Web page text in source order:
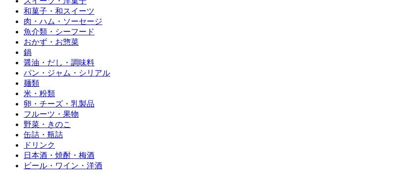
和菓子・和スイーツ
肉・ハム・ソーセージ
魚介類・シーフード
おかず・お惣菜
鍋
醤油・だし・調味料
パン・ジャム・シリアル
麺類
米・粉類
卵・チーズ・乳製品
フルーツ・果物
野菜・きのこ
缶詰・瓶詰
ドリンク
日本酒・焼酎・梅酒
ビール・ワイン・洋酒